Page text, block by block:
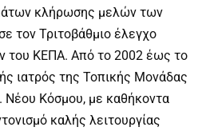
κλήρωσης μελών των
τον Τριτοβάθμιο έλεγχο
του ΚΕΠΑ. Από το 2002 έως το
ιατρός της Τοπικής Μονάδας
Νέου Κόσμου, με καθήκοντα
καλής λειτουργίας